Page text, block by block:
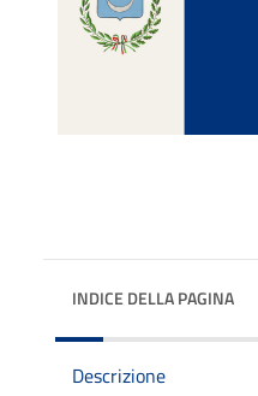
INDICE DELLA PAGINA
Descrizione